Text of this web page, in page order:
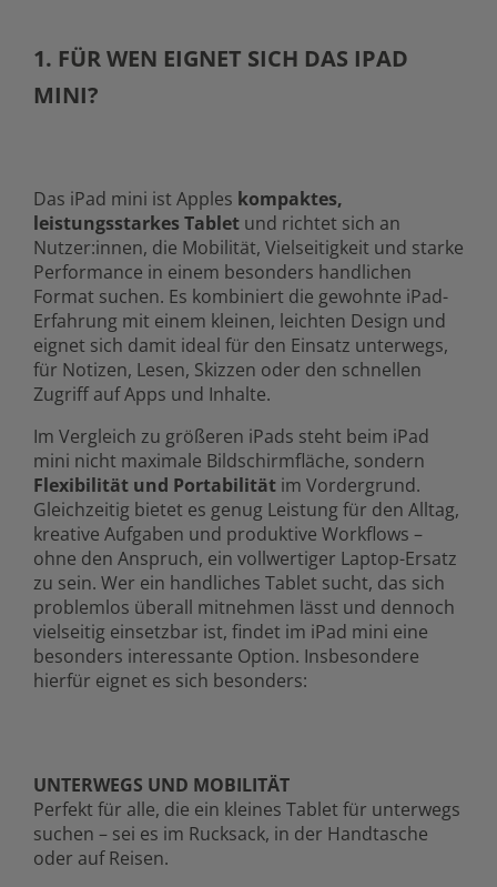
1. FÜR WEN EIGNET SICH DAS IPAD
MINI?
Das iPad mini ist Apples kompaktes,
leistungsstarkesTablet und richtet sich an
Nutzer:innen, die Mobilität, Vielseitigkeit und starke
Performance in einem besonders handlichen
Format suchen. Es kombiniert die gewohnte iPad-
Erfahrung mit einem kleinen, leichten Design und
eignet sich damit ideal für den Einsatz unterwegs,
für Notizen, Lesen, Skizzen oder den schnellen
Zugriff auf Apps und Inhalte.
Im Vergleich zu größeren iPads steht beim iPad
mini nicht maximale Bildschirmfläche, sondern
Flexibilität und Portabilität im Vordergrund.
Gleichzeitig bietet es genug Leistung für den Alltag,
kreative Aufgaben und produktive Workflows –
ohne den Anspruch, ein vollwertiger Laptop-Ersatz
zu sein. Wer ein handliches Tablet sucht, das sich
problemlos überall mitnehmen lässt und dennoch
vielseitig einsetzbar ist, findet im iPad mini eine
besonders interessante Option. Insbesondere
hierfür eignet es sich besonders:
UNTERWEGS UND MOBILITÄT
Perfekt für alle, die ein kleines Tablet für unterwegs
suchen – sei es im Rucksack, in der Handtasche
oder auf Reisen.